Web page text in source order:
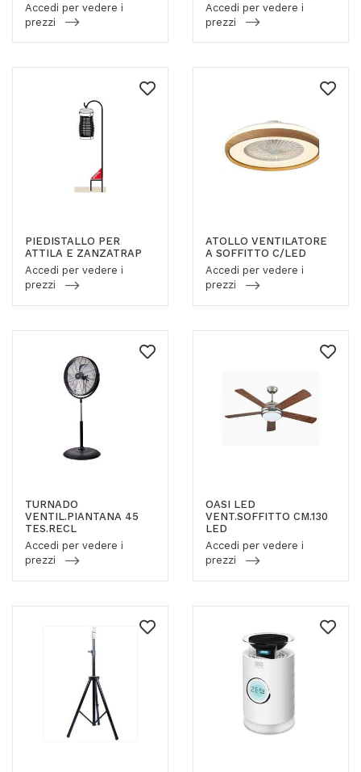
Accedi per vedere i
prezzi
Accedi per vedere i
prezzi
PIEDISTALLO PER
ATTILA E ZANZATRAP
Accedi per vedere i
prezzi
ATOLLO VENTILATORE
A SOFFITTO C/LED
Accedi per vedere i
prezzi
TURNADO
VENTIL.PIANTANA 45
TES.RECL
Accedi per vedere i
prezzi
OASI LED
VENT.SOFFITTO CM.130
LED
Accedi per vedere i
prezzi